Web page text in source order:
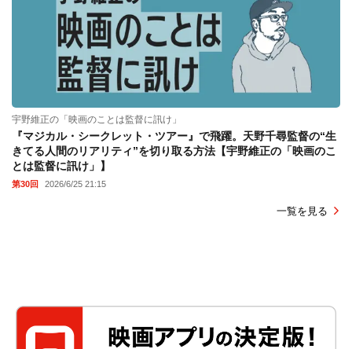
宇野維正の「映画のことは監督に訊け」
『マジカル・シークレット・ツアー』で飛躍。天野千尋監督の“生
きてる人間のリアリティ”を切り取る方法【宇野維正の「映画のこ
とは監督に訊け」】
第30回 2026/6/25 21:15
一覧を見る